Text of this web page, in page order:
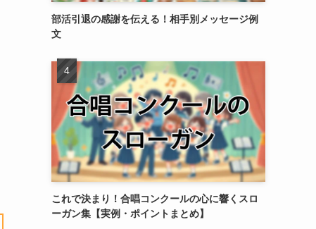
部活引退の感謝を伝える！相手別メッセージ例
文
これで決まり！合唱コンクールの心に響くスロ
ーガン集【実例・ポイントまとめ】